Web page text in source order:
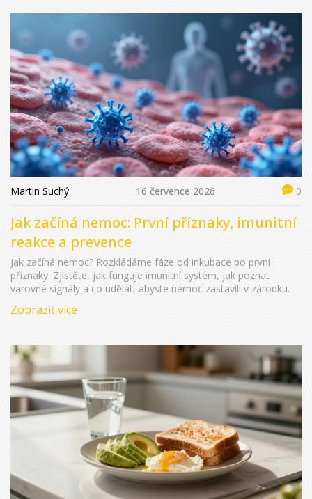
Martin Suchý 16 července 2026 0
Jak začíná nemoc: První příznaky, imunitní
reakce a prevence
Jak začíná nemoc? Rozkládáme fáze od inkubace po první
příznaky. Zjistěte, jak funguje imunitní systém, jak poznat
varovné signály a co udělat, abyste nemoc zastavili v zárodku.
Zobrazit více